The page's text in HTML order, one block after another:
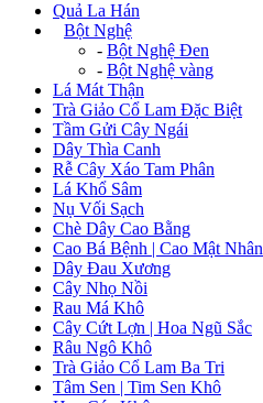
Quả La Hán
Bột Nghệ
- Bột Nghệ Đen
- Bột Nghệ vàng
Lá Mát Thận
Trà Giảo Cổ Lam Đặc Biệt
Tầm Gửi Cây Ngái
Dây Thìa Canh
Rễ Cây Xáo Tam Phân
Lá Khổ Sâm
Nụ Vối Sạch
Chè Dây Cao Bằng
Cao Bá Bệnh | Cao Mật Nhân
Dây Đau Xương
Cây Nhọ Nồi
Rau Má Khô
Cây Cứt Lợn | Hoa Ngũ Sắc
Râu Ngô Khô
Trà Giảo Cổ Lam Ba Tri
Tâm Sen | Tim Sen Khô